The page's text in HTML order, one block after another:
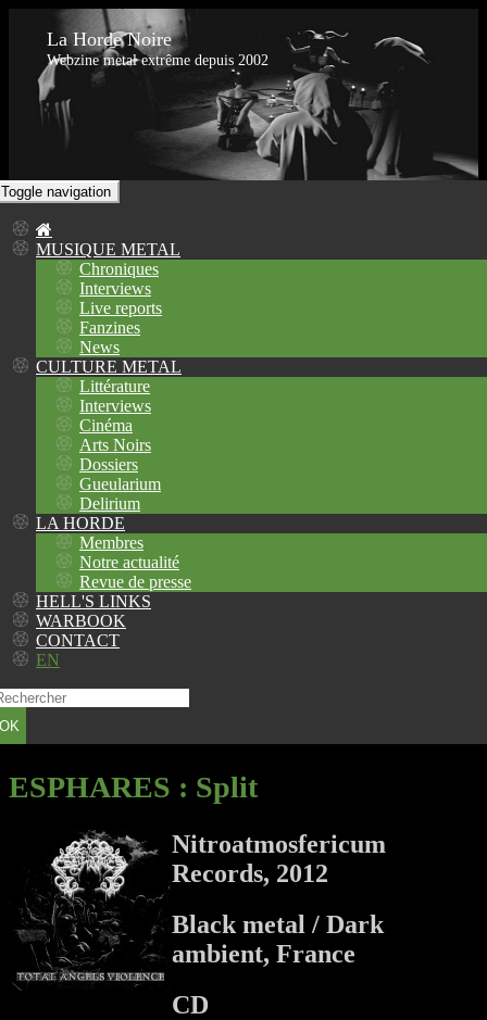
La Horde Noire
Webzine metal extrême depuis 2002
Toggle navigation
MUSIQUE METAL
Chroniques
Interviews
Live reports
Fanzines
News
CULTURE METAL
Littérature
Interviews
Cinéma
Arts Noirs
Dossiers
Gueularium
Delirium
LA HORDE
Membres
Notre actualité
Revue de presse
HELL'S LINKS
WARBOOK
CONTACT
EN
OK
ESPHARES : Split
Nitroatmosfericum
Records, 2012
Black metal / Dark
ambient, France
CD